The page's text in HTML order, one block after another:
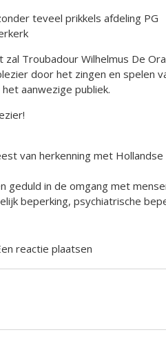
teveel prikkels afdeling PG
Troubadour Wilhelmus De
door het zingen en spelen
aanwezige publiek.
van herkenning met Hollandse
geduld in de omgang met
beperking, psychiatrische
reactie plaatsen